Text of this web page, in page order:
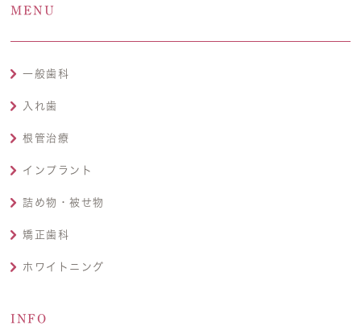
MENU
一般歯科
入れ歯
根管治療
インプラント
詰め物・被せ物
矯正歯科
ホワイトニング
INFO